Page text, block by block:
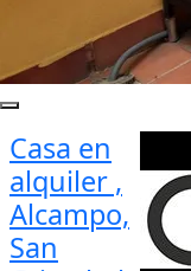
Casa en
alquiler ,
Alcampo,
San